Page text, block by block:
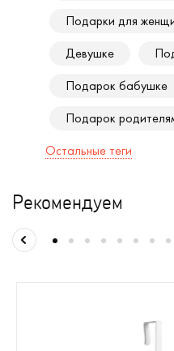
Подарки для
Девушке
Подарок бабушке
Подарок
Остальные теги
Рекомендуем